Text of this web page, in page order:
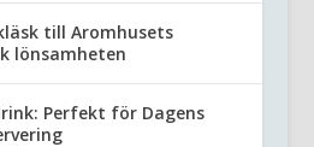
till Aromhusets
lönsamheten
Perfekt för Dagens